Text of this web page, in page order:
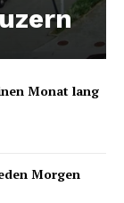
Monat lang
Morgen